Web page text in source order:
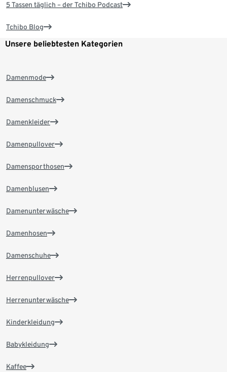
5 Tassen täglich – der Tchibo Podcast
Tchibo Blog
Unsere beliebtesten Kategorien
Damenmode
Damenschmuck
Damenkleider
Damenpullover
Damensporthosen
Damenblusen
Damenunterwäsche
Damenhosen
Damenschuhe
Herrenpullover
Herrenunterwäsche
Kinderkleidung
Babykleidung
Kaffee